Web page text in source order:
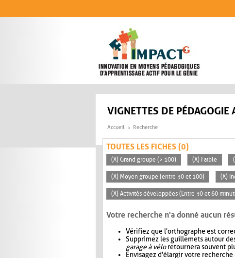
VIGNETTES DE PÉDAGOGIE
Accueil Recherche
TOUTES LES FICHES (0)
(X) Grand groupe (> 100) (X) Faible
(X) Moyen groupe (entre 30 et 100) (X)
(X) Activités développées (Entre 30 et 60
Votre recherche n'a donné aucun
Vérifiez que l'orthographe est
Supprimez les guillemets autour
garage à véloretournera souvent
Envisagez d'élargir votre recherche